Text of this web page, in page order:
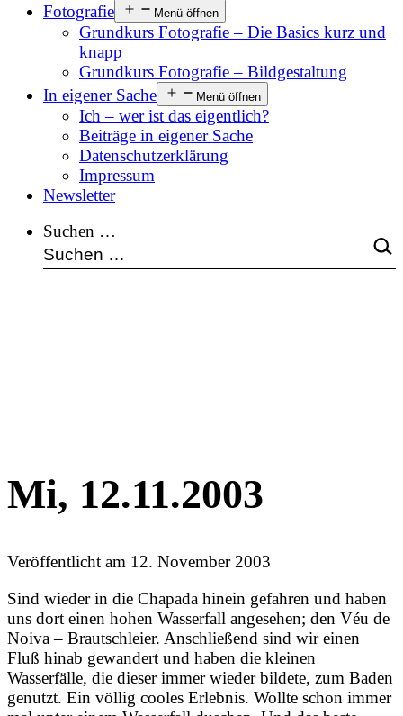
Fotografie
Menü öffnen
Grundkurs Fotografie – Die Basics kurz und
knapp
Grundkurs Fotografie – Bildgestaltung
In eigener Sache
Menü öffnen
Ich – wer ist das eigentlich?
Beiträge in eigener Sache
Datenschutzerklärung
Impressum
Newsletter
Suchen …
Mi, 12.11.2003
Veröffentlicht am 12. November 2003
Sind wieder in die Chapada hinein gefahren und haben
uns dort einen hohen Wasserfall angesehen; den Véu de
Noiva – Brautschleier. Anschließend sind wir einen
Fluß hinab gewandert und haben die kleinen
Wasserfälle, die dieser immer wieder bildete, zum Baden
genutzt. Ein völlig cooles Erlebnis. Wollte schon immer